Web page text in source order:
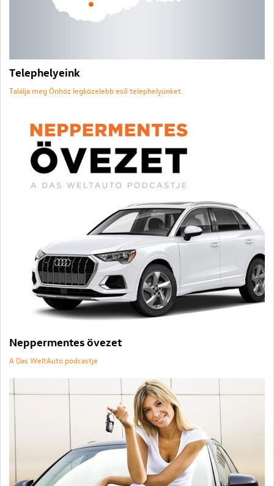
Telephelyeink
Találja meg Önhöz legközelebb eső telephelyünket.
Neppermentes övezet
A Das WeltAuto podcastje